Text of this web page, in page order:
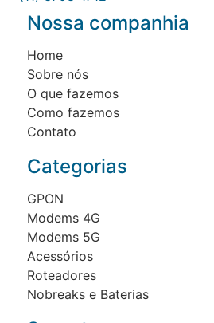
Nossa companhia
Home
Sobre nós
O que fazemos
Como fazemos
Contato
Categorias
GPON
Modems 4G
Modems 5G
Acessórios
Roteadores
Nobreaks e Baterias